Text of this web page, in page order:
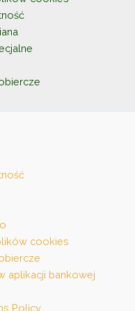
cookies
aplikacji bankowej
Policy